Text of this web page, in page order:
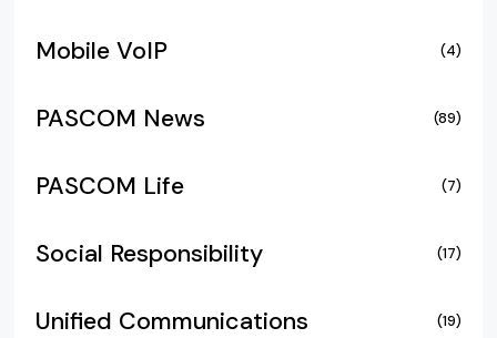
Mobile VoIP (4)
PASCOM News (89)
PASCOM Life (7)
Social Responsibility (17)
Unified Communications (19)